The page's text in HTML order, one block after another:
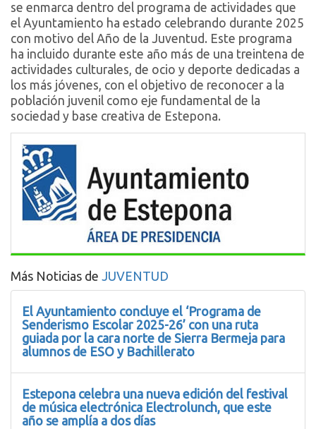
se enmarca dentro del programa de actividades que
el Ayuntamiento ha estado celebrando durante 2025
con motivo del Año de la Juventud. Este programa
ha incluido durante este año más de una treintena de
actividades culturales, de ocio y deporte dedicadas a
los más jóvenes, con el objetivo de reconocer a la
población juvenil como eje fundamental de la
sociedad y base creativa de Estepona.
Más Noticias de JUVENTUD
El Ayuntamiento concluye el ‘Programa de
Senderismo Escolar 2025-26’ con una ruta
guiada por la cara norte de Sierra Bermeja para
alumnos de ESO y Bachillerato
Estepona celebra una nueva edición del festival
de música electrónica Electrolunch, que este
año se amplía a dos días